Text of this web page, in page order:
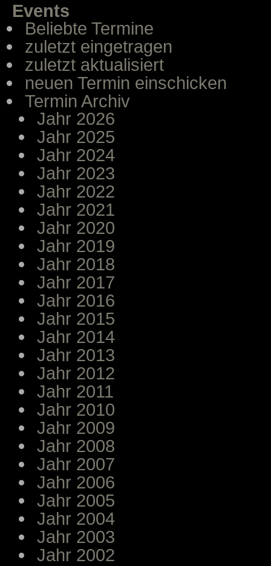
Events
Beliebte Termine
zuletzt eingetragen
zuletzt aktualisiert
neuen Termin einschicken
Termin Archiv
Jahr 2026
Jahr 2025
Jahr 2024
Jahr 2023
Jahr 2022
Jahr 2021
Jahr 2020
Jahr 2019
Jahr 2018
Jahr 2017
Jahr 2016
Jahr 2015
Jahr 2014
Jahr 2013
Jahr 2012
Jahr 2011
Jahr 2010
Jahr 2009
Jahr 2008
Jahr 2007
Jahr 2006
Jahr 2005
Jahr 2004
Jahr 2003
Jahr 2002